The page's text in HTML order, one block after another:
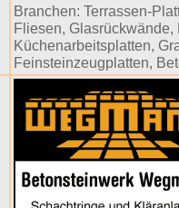
Branchen: Terrassen-
Fliesen, Glasrückwände,
Küchenarbeitsplatten,
Feinsteinzeugplatten,